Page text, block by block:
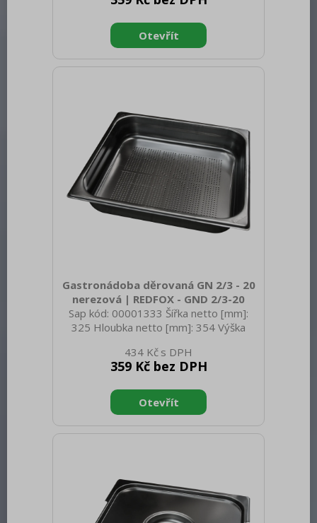
brutto [mm]: 540 Výška brutto [mm]:
Materiál: AISI 304 Vnější barva zařízení:
Nerezové Hloubka GN zařízení [mm]: 65
Velikost GN / EN zařízení [mm]: GN 1/2
Gastronádoba děrovaná GN 2/3 - 20
nerezová | REDFOX - GND 2/3-20
Sap kód: 00001333 Šířka netto [mm]:
325 Hloubka netto [mm]: 354 Výška
0.61 Šířka brutto [mm]: 350 Hloubka
brutto [mm]: 540 Výška brutto [mm]:
Materiál: AISI 304 Vnější barva zařízení:
Nerezové Hloubka GN zařízení [mm]: 20
Velikost GN / EN zařízení [mm]: GN 2/3
434 Kč
359 Kč bez DPH